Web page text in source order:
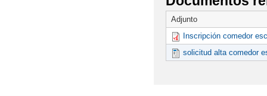
Adjunto
Inscripción comedor
solicitud alta comedor